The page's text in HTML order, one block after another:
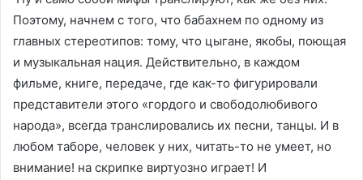
Поэтому, начнем с того, что бабахнем по одному из
главных стереотипов: тому, что цыгане, якобы, поющая
и музыкальная нация. Действительно, в каждом
фильме, книге, передаче, где как-то фигурировали
представители этого «гордого и свободолюбивого
народа», всегда транслировались их песни, танцы. И в
любом таборе, человек у них, читать-то не умеет, но
внимание! на скрипке виртуозно играет! И